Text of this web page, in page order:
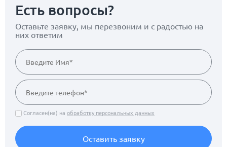
Есть вопросы?
Оставьте заявку, мы перезвоним и с радостью на
них ответим
Согласен(на) на обработку персональных данных
Оставить заявку